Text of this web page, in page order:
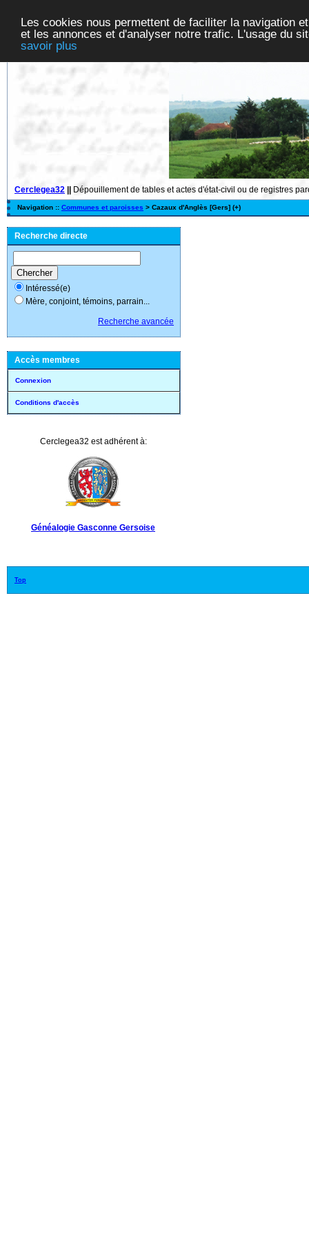
Les cookies nous permettent de faciliter la navigation
et les annonces et d'analyser notre trafic. L'usage du
savoir plus
Cerclegea32 Dépouillement de tables et actes d'état-civil ou de registres
Navigation :: Communes et paroisses > Cazaux d'Anglès [Gers] (+)
Recherche directe
Intéressé(e)
Mère, conjoint, témoins, parrain...
Recherche avancée
Accès membres
Connexion
Conditions d'accès
Cerclegea32 est adhérent à:
Généalogie Gasconne Gersoise
Top